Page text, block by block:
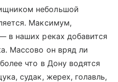
небольшой
Максимум,
в наших реках добавится
Массово он вряд ли
что в Дону водятся
судак, жерех, голавль,